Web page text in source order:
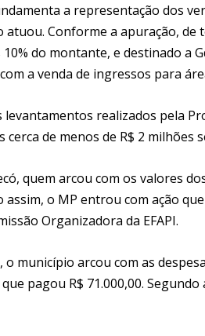
a representação dos
Conforme a apuração, de
do montante, e destinado a
a venda de ingressos para
levantamentos realizados pela
cerca de menos de R$ 2
quem arcou com os valores
assim, o MP entrou com ação
Organizadora da EFAPI.
o município arcou com as
pagou R$ 71.000,00.